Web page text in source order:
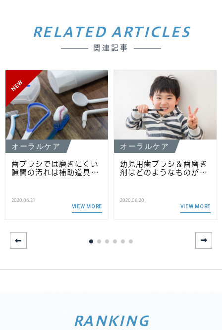
RELATED ARTICLES
関連記事
NEW
オーラルケア
歯ブラシでは磨きにくい
隙間の汚れは補助道具…
2020.06.21
VIEW MORE
オーラルケア
幼児用歯ブラシ＆歯磨き
剤はどのようなものが…
2020.06.20
VIEW MORE
RANKING